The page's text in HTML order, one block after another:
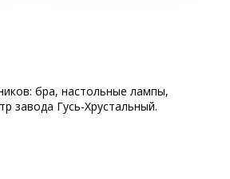
бра, настольные лампы,
завода Гусь-Хрустальный.